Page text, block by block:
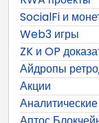
SocialFi и
Web3 игры
ZK и OP
Айдропы
Акции